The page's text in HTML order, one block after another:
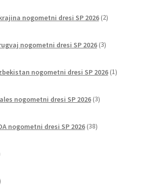
nogometni dresi SP 2026 2izdelka
nogometni dresi SP 2026 3izdelki
nogometni dresi SP 2026 1izdelek
nogometni dresi SP 2026 3izdelki
nogometni dresi SP 2026 38izdelkov